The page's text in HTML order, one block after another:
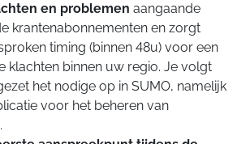
en problemen aangaande
krantenabonnementen en zorgt
timing (binnen 48u) voor een
klachten binnen uw regio. Je volgt
het nodige op in SUMO, namelijk
voor het beheren van